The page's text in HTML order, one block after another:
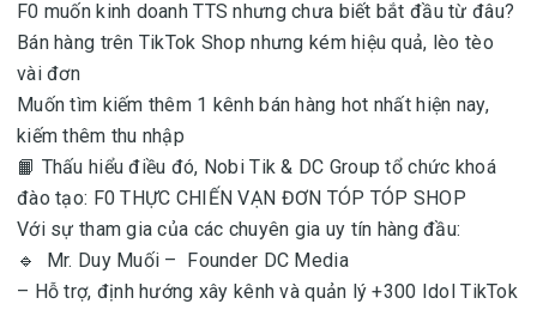
F0 muốn kinh doanh TTS nhưng chưa biết bắt đầu từ đâu?
Bán hàng trên TikTok Shop nhưng kém hiệu quả, lèo tèo
vài đơn
Muốn tìm kiếm thêm 1 kênh bán hàng hot nhất hiện nay,
kiếm thêm thu nhập
📙 Thấu hiểu điều đó, Nobi Tik & DC Group tổ chức khoá
đào tạo: F0 THỰC CHIẾN VẠN ĐƠN TÓP TÓP SHOP
Với sự tham gia của các chuyên gia uy tín hàng đầu:
🔹 Mr. Duy Muối – Founder DC Media
– Hỗ trợ, định hướng xây kênh và quản lý +300 Idol TikTok